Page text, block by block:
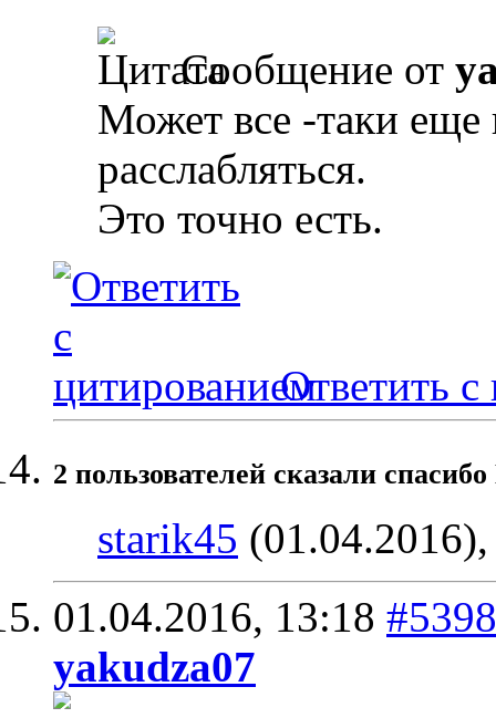
Сообщение от
Может все -таки еще
расслабляться.
Это точно есть.
Ответить с
2 пользователей сказали
starik45
01.04.2016, 13:18 #5398
yakudza07